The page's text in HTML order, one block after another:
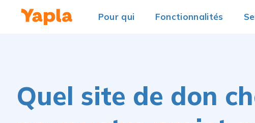
Pour qui Fonctionnalités
Quel site de don